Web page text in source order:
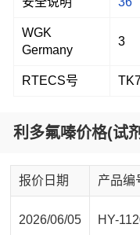
WGK
Germany
3
RTECS号
利多氟嗪价格(试
报价日期 产品编
2026/06/05 HY-